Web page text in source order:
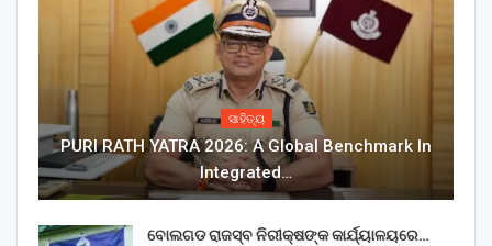
ସାହିତ୍ୟ
PURI RATH YATRA 2026: A Global Benchmark In
Integrated…
ବୋଲଗଡ ରାଜସ୍ବ ନିରୀକ୍ଷଙ୍କ କାର୍ଯ୍ୟାଳୟରେ…